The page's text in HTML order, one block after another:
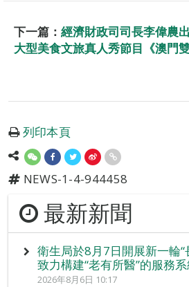
下一篇： 經濟財政司司長李偉農
大型美食文旅真人秀節目《澳門
列印本頁
NEWS-1-4-944458
最新新聞
衛生局於8月7日開展新一輪“
致力構建“老有所醫”的服務
2026年8月6日 10:17